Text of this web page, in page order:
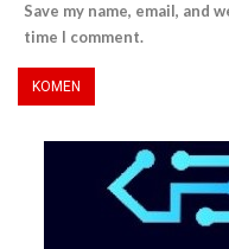
Save my name, email,
time I comment.